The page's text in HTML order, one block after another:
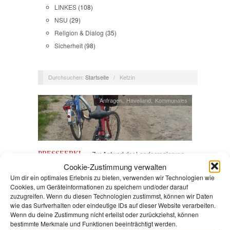
Cookie-Zustimmung verwalten
Um dir ein optimales Erlebnis zu bieten, verwenden wir Technologien wie
Cookies, um Geräteinformationen zu speichern und/oder darauf
zuzugreifen. Wenn du diesen Technologien zustimmst, können wir Daten
wie das Surfverhalten oder eindeutige IDs auf dieser Website verarbeiten.
Wenn du deine Zustimmung nicht erteilst oder zurückziehst, können
bestimmte Merkmale und Funktionen beeinträchtigt werden.
LINKES (108)
NSU (29)
Religion & Dialog (35)
Sicherheit (98)
Durchsuchen: Startseite / Ketzin
PRESSEERKL
ÄRUNG:
RADWEG
ZWISCHEN
KETZIN UND
NAUEN
MUSS
HÖCHSTE
Anfragen, Havelland ,Kommunales
Zur Antwort der Landesregierung,
bezüglich des Planungsstands
eines straßenbegleitenden
Radweges an der L 86 zwischen
Ketzin und Nauen, erklären die
beiden havelländischen
Abgeordneten der Linksfraktion…